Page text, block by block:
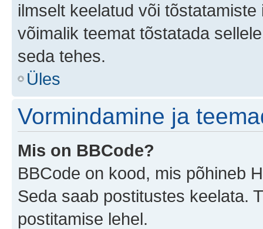
ilmselt keelatud või
võimalik teemat tõstatada
seda tehes.
Üles
Vormindamine ja
Mis on BBCode?
BBCode on kood, mis põhineb
Seda saab postitustes keelata.
postitamise lehel.